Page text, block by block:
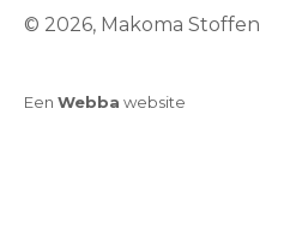
© 2026, Makoma Stoffen
Een Webba website